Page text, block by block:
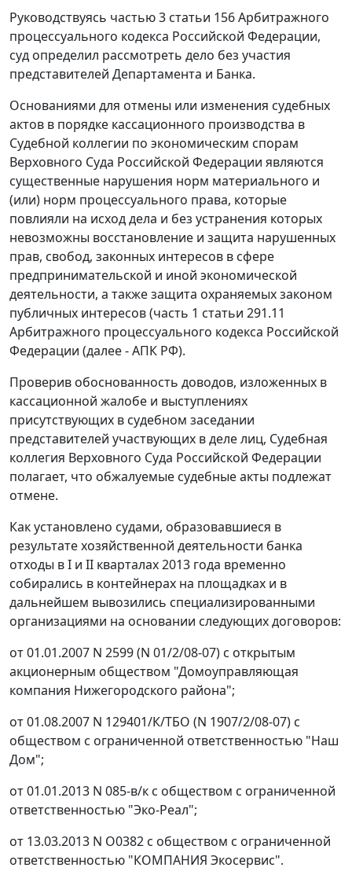
Руководствуясь частью 3 статьи 156 Арбитражного
процессуального кодекса Российской Федерации,
суд определил рассмотреть дело без участия
представителей Департамента и Банка.
Основаниями для отмены или изменения судебных
актов в порядке кассационного производства в
Судебной коллегии по экономическим спорам
Верховного Суда Российской Федерации являются
существенные нарушения норм материального и
(или) норм процессуального права, которые
повлияли на исход дела и без устранения которых
невозможны восстановление и защита нарушенных
прав, свобод, законных интересов в сфере
предпринимательской и иной экономической
деятельности, а также защита охраняемых законом
публичных интересов (часть 1 статьи 291.11
Арбитражного процессуального кодекса Российской
Федерации (далее - АПК РФ).
Проверив обоснованность доводов, изложенных в
кассационной жалобе и выступлениях
присутствующих в судебном заседании
представителей участвующих в деле лиц, Судебная
коллегия Верховного Суда Российской Федерации
полагает, что обжалуемые судебные акты подлежат
отмене.
Как установлено судами, образовавшиеся в
результате хозяйственной деятельности банка
отходы в I и II кварталах 2013 года временно
собирались в контейнерах на площадках и в
дальнейшем вывозились специализированными
организациями на основании следующих договоров:
от 01.01.2007 N 2599 (N 01/2/08-07) с открытым
акционерным обществом "Домоуправляющая
компания Нижегородского района";
от 01.08.2007 N 129401/К/ТБО (N 1907/2/08-07) с
обществом с ограниченной ответственностью "Наш
Дом";
от 01.01.2013 N 085-в/к с обществом с ограниченной
ответственностью "Эко-Реал";
от 13.03.2013 N О0382 с обществом с ограниченной
ответственностью "КОМПАНИЯ Экосервис".